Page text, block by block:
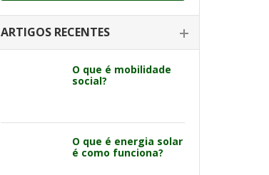
ARTIGOS RECENTES
O que é mobilidade
social?
O que é energia solar
é como funciona?